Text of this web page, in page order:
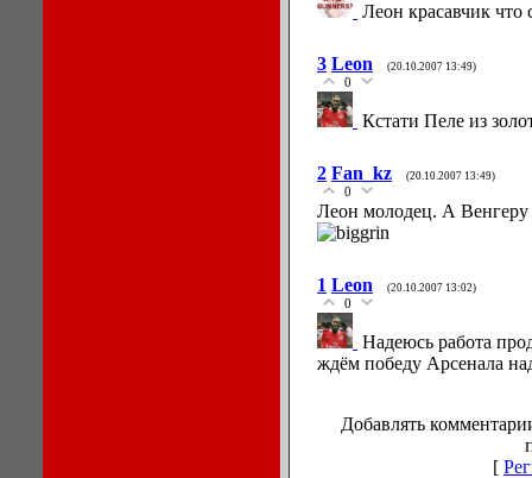
Леон красавчик что
3 Leon (20.10.2007 13:49)
0
Кстати Пеле из
2 Fan_kz (20.10.2007 13:49)
0
Леон молодец. А Венгеру
1 Leon (20.10.2007 13:02)
0
Надеюсь работа
ждём победу Арсенала
Добавлять
[